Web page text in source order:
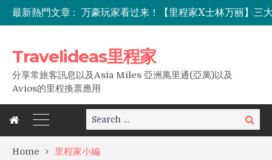
最新熱門文章 :
Travelideas里程家
分享常旅客訊息以及Asia Miles 亞洲萬里通(亞萬)以及
Avios的里程換票應用
Search
for:
Search
Home 里程家小編